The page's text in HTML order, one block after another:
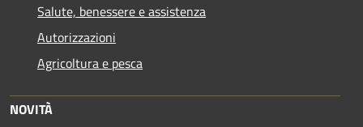
Salute, benessere e assistenza
Autorizzazioni
Agricoltura e pesca
NOVITÀ